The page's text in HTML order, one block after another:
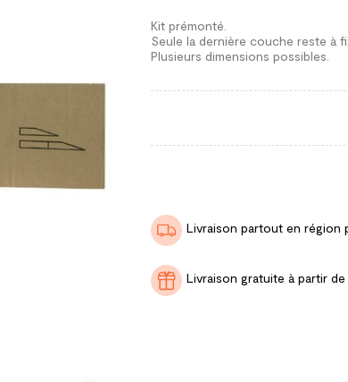
Kit prémonté.
Seule la dernière couche reste à
Plusieurs dimensions possibles.
Livraison partout en région
Livraison gratuite à partir